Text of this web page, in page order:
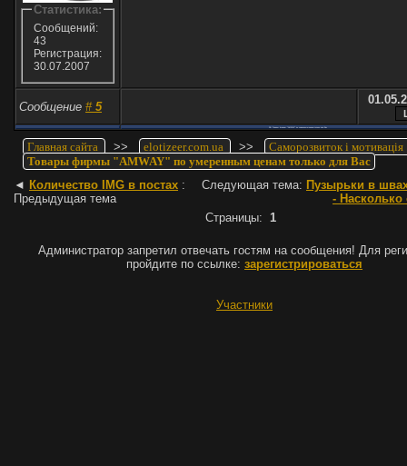
Статистика:
Сообщений:
43
Регистрация:
30.07.2007
Сообщение # 5
Главная сайта >> elotizeer.com.ua >>
Саморозвиток і мотивація
Товары фирмы "AMWAY" по умеренным ценам только для Вас
◄ Количество IMG в постах :
Предыдущая тема
Следующая тема: Пузырьки в
- Насколько
Страницы: 1
Администратор запретил отвечать гостям на сообщения! Для
пройдите по ссылке: зарегистрироваться
Участники